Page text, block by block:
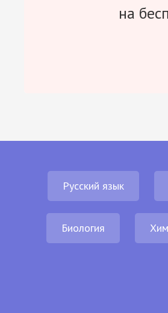
на
Русский язык
Биология